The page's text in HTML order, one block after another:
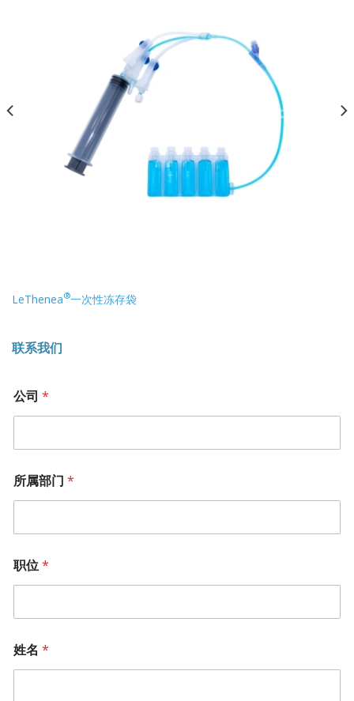
LeThenea®一次性冻存袋
联系我们
公司 *
所属部门 *
职位*
姓名 *